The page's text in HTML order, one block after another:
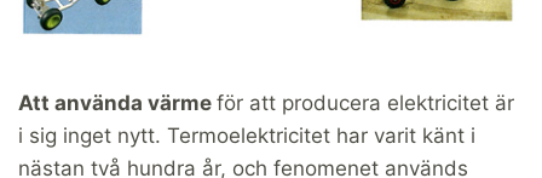
Att använda värme för att producera elektricitet är
i sig inget nytt. Termoelektricitet har varit känt i
nästan två hundra år, och fenomenet används